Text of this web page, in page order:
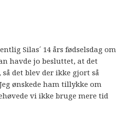
Silas´ 14 års fødselsdag om
havde jo besluttet, at det
det blev der ikke gjort så
ønskede ham tillykke om
vi ikke bruge mere tid